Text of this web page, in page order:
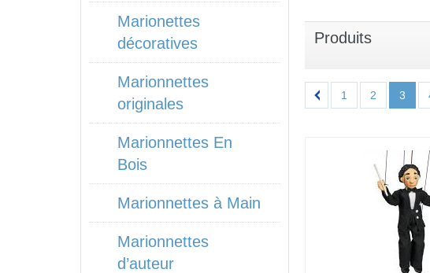
Produits
1 2 3
Marionettes
décoratives
Marionnettes
originales
Marionnettes En
Bois
Marionnettes à Main
Marionnettes
d’auteur